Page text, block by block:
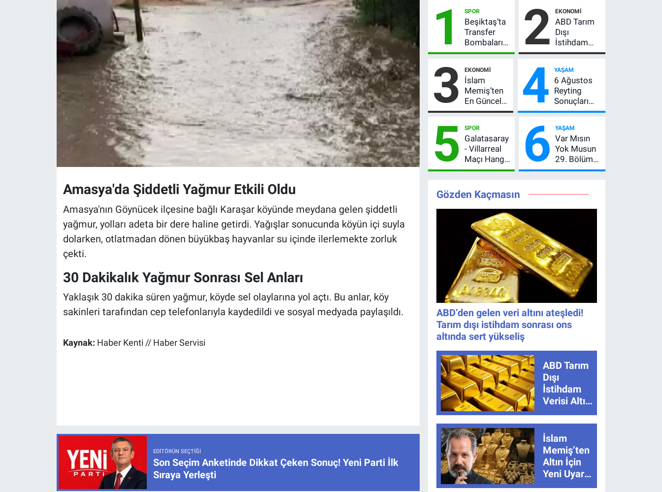
Amasya'da Şiddetli Yağmur Etkili Oldu
Amasya'nın Göynücek ilçesine bağlı Karaşar köyünde meydana gelen şiddetli
yağmur, yolları adeta bir dere haline getirdi. Yağışlar sonucunda köyün içi suyla
dolarken, otlatmadan dönen büyükbaş hayvanlar su içinde ilerlemekte zorluk
çekti.
30 Dakikalık Yağmur Sonrası Sel Anları
Yaklaşık 30 dakika süren yağmur, köyde sel olaylarına yol açtı. Bu anlar, köy
sakinleri tarafından cep telefonlarıyla kaydedildi ve sosyal medyada paylaşıldı.
Kaynak: Haber Kenti // Haber Servisi
EDITÖRÜN SEÇTIĞI
Son Seçim Anketinde Dikkat Çeken Sonuç! Yeni Parti İlk
Sıraya Yerleşti
1 SPOR
Beşiktaş’ta
Transfer
Bombaları
Peş Peşe!
Vlahovic’i
Açıkladı, 5
Yıldız Daha
Listede
2 EKONOMI
ABD Tarım
Dışı
İstihdam
Verisi Altını
Etkiler? Çok
Basit
Anlatımla
Rehber
3 EKONOMI
İslam
Memiş’ten
En Güncel
Altın
Gram Altın
İçin 6.350
TL Uyarısı,
Yıl Sonu
Beklentisi
4 YAŞAM
6 Ağustos
Reyting
Sonuçları
Açıklandı!
Değiştirdi:
Muhtemel
Aşk,
MasterChef'i
Geride
5 SPOR
Galatasaray
- Villarreal
Maçı Hangi
Kanalda?
Maçı Ne
Zaman, Saat
Kaçta,
Nereden
İzlenir?
6 YAŞAM
Var Mısın
Yok Musun
29. Bölüm
Ne Zaman?
Oldu!
Gözden Kaçmasın
ABD’den gelen veri altını ateşledi!
Tarım dışı istihdam sonrası ons
altında sert yükseliş
ABD Tarım
Dışı
İstihdam
Verisi Altını
Nasıl
Etkiler?
Çok Basit
Anlatımla
Rehber
İslam
Memiş’ten
Altın İçin
Yeni Uyarı:
“Hikâye